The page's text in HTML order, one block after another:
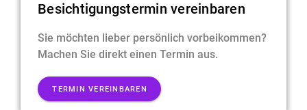
Besichtigungstermin vereinbaren
Sie möchten lieber persönlich vorbeikommen?
Machen Sie direkt einen Termin aus.
TERMIN VEREINBAREN